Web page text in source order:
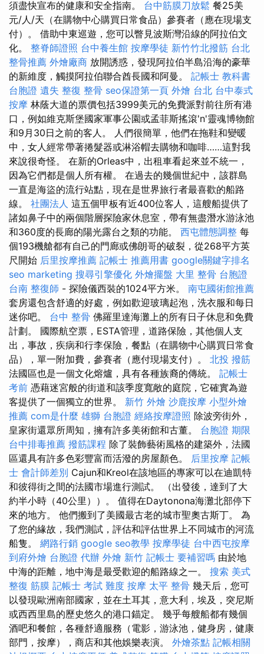
須盡快宣布的健康和安全指南。 台中筋膜刀放鬆 餐25美
元/人/天（在購物中心購買日常食品）參賽者（應在現場支
付）。 借助中東巡遊，您可以瞥見波斯灣沿線的阿拉伯文
化。 整脊師證照 台中養生館 按摩學徒 新竹竹北撥筋 台北
整骨推薦 外燴廠商 放開誘惑，發現阿拉伯半島沿海的豪華
的新維度，觸摸阿拉伯聯合酋長國和阿曼。 記帳士 教科書
台胞證 遺失 整復 整骨 seo保證第一頁 外燴 台北 台中泰式
按摩 林蔭大道的票價包括3999美元的免費派對前往所有港
口，例如維克斯堡國家軍事公園或孟菲斯搖滾'n'靈魂博物館
和9月30日之前的客人。 人們很簡單，他們在拖鞋和變暖
中，女人經常帶著捲髮器或淋浴帽去購物和咖啡……這對我
來說很奇怪。 在新的Orleas中，出租車看起來並不統一，
因為它們都是個人所有權。 在過去的幾個世紀中，該群島
一直是海盜的流行站點，現在是世界旅行者最喜歡的船路
線。 社團法人 這五個甲板有近400位客人，這艘船提供了
諸如鼻子中的兩個階層探險家休息室，帶有無盡潛水游泳池
和360度的長廊的陽光露台之類的功能。 西屯體態調整 每
個193機艙都有自己的門廊或佛朗哥的破裂，從268平方英
尺開始 后里按摩推薦 記帳士 推薦用書 google關鍵字排名
seo marketing 搜尋引擎優化 外燴擺盤 大里 整骨 台胞證
台南 整復師 - 探險儀西裝的1024平方米。 南屯國術館推薦
套房還包含舒適的好處，例如歡迎玻璃起泡，洗衣服和每日
迷你吧。 台中 整骨 佛羅里達海灘上的所有日子休息和免費
計劃。 國際航空票，ESTA管理，道路保險，其他個人支
出，事故，疾病和行李保險，餐點（在購物中心購買日常食
品），單一附加費，參賽者（應付現場支付）。 北投 撥筋
法國區也是一個文化熔爐，具有各種族裔的傳統。 記帳士
考前 憑藉迷宮般的街道和該季度寬敞的庭院，它確實為遊
客提供了一個獨立的世界。 新竹 外燴 沙鹿按摩 小型外燴
推薦 com是什麼 雄獅 台胞證 經絡按摩證照 除波旁街外，
皇家街還眾所周知，擁有許多美術館和古董。 台胞證 期限
台中排毒推薦 撥筋課程 除了裝飾藝術風格的建築外，法國
區還具有許多色彩豐富而活潑的房屋顏色。 后里按摩 記帳
士 會計師差別 Cajun和Kreol在該地區的專家可以在迪凱特
和彼得街之間的法國市場進行測試。 （出發後，達到了大
約半小時（40公里））。 值得在Daytonona海灘北部停下
來的地方。 他們搬到了美國最古老的城市聖奧古斯丁。 為
了您的緣故，我們測試，評估和評估世界上不同城市的河流
船隻。 網路行銷 google seo教學 按摩學徒 台中西屯按摩
到府外燴 台胞證 代辦 外燴 新竹 記帳士 要補習嗎 由於地
中海的距離，地中海是最受歡迎的船路線之一。 搜索 美式
整復 筋膜 記帳士 考試 難度 按摩 太平 整骨 幾天后，您可
以發現歐洲南部國家，並在土耳其，意大利，埃及，突尼斯
或西西里島的歷史悠久的港口錨定。 幾乎每艘船都有幾個
酒吧和餐館，各種舒適服務（電影，游泳池，健身房，健康
部門，按摩），商店和其他娛樂表演。 外燴茶點 記帳相關